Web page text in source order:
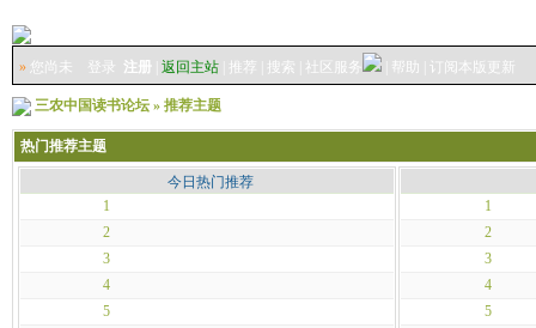
»您尚未 登录 注册 返回主站| 推荐 搜索 社区服务 | 帮助 订阅本版更新
三农中国读书论坛» 推荐主题
热门推荐主题
今日热门推荐
1
2
3
4
5
1
2
3
4
5